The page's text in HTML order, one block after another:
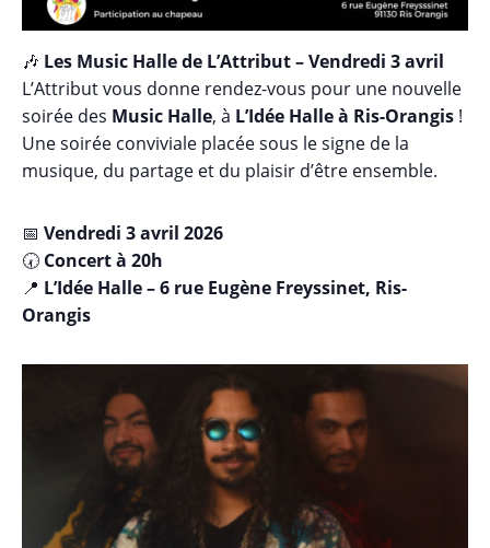
🎶 Les Music Halle de L’Attribut – Vendredi 3 avril
L’Attribut vous donne rendez-vous pour une nouvelle
soirée des Music Halle, à L’Idée Halle à Ris-Orangis !
Une soirée conviviale placée sous le signe de la
musique, du partage et du plaisir d’être ensemble.
📅 Vendredi 3 avril 2026
🕢 Concert à 20h
📍 L’Idée Halle – 6 rue Eugène Freyssinet, Ris-
Orangis